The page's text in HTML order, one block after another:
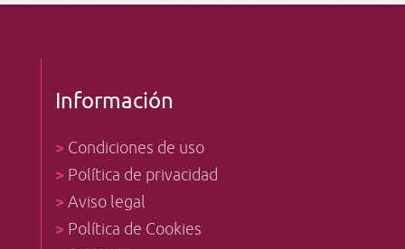
Información
> Condiciones de uso
> Política de privacidad
>Aviso legal
> Política de Cookies